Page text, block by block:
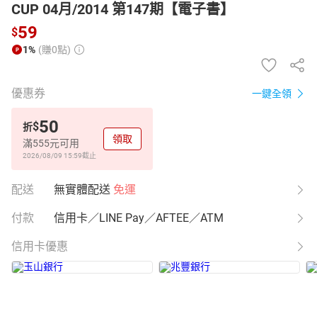
CUP 04月/2014 第147期【電子書】
$59
1% (賺0點)
優惠券 一鍵全領
折$50
滿555元可用
2026/08/09 15:59截止
領取
配送 無實體配送 免運
付款 信用卡／LINE Pay／AFTEE／ATM
信用卡優惠